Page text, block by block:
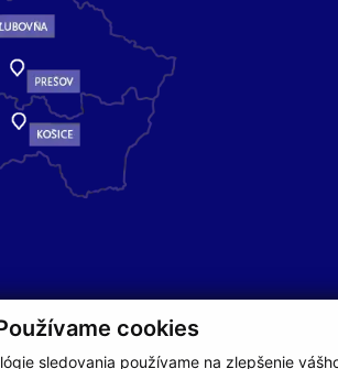
cookies
sledovania používame na zlepšenie